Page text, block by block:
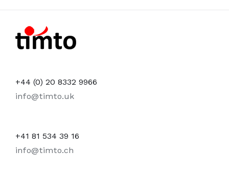
+44 (0) 20 8332 9966
info@timto.uk
+41 81 534 39 16
info@timto.ch